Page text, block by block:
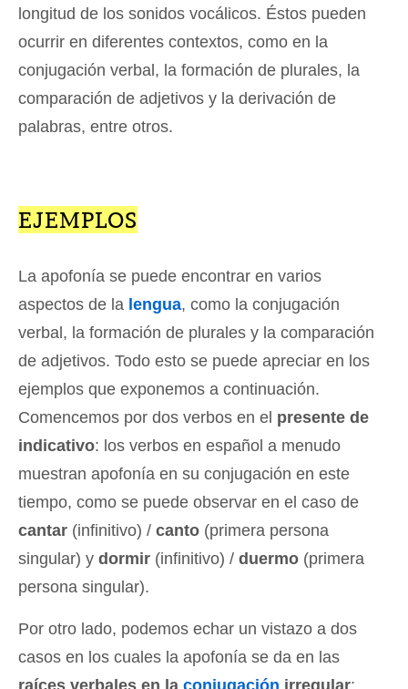
longitud de los sonidos vocálicos. Éstos pueden
ocurrir en diferentes contextos, como en la
conjugación verbal, la formación de plurales, la
comparación de adjetivos y la derivación de
palabras, entre otros.
EJEMPLOS
La apofonía se puede encontrar en varios
aspectos de la lengua, como la conjugación
verbal, la formación de plurales y la comparación
de adjetivos. Todo esto se puede apreciar en los
ejemplos que exponemos a continuación.
Comencemos por dos verbos en el presente de
indicativo: los verbos en español a menudo
muestran apofonía en su conjugación en este
tiempo, como se puede observar en el caso de
cantar (infinitivo) / canto (primera persona
singular) y dormir (infinitivo) / duermo (primera
persona singular).
Por otro lado, podemos echar un vistazo a dos
casos en los cuales la apofonía se da en las
raíces verbales en la conjugación irregular: